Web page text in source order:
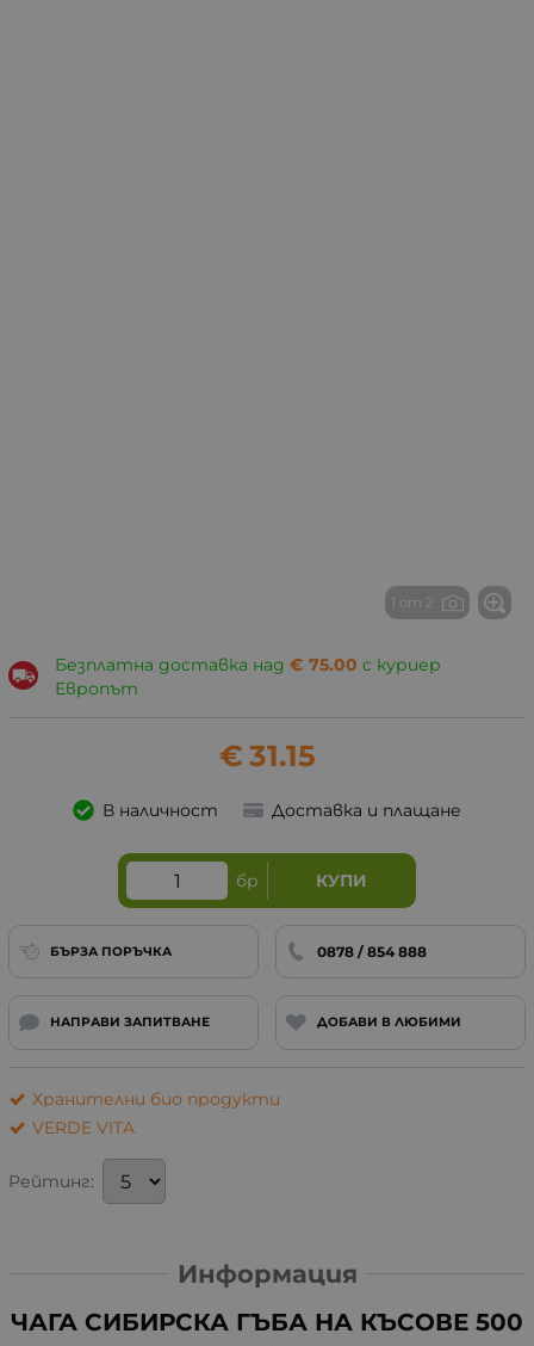
1 от 2
Безплатна доставка над 75.00
€
с куриер
Европът
31.15
€
В наличност Доставка и плащане
бр КУПИ
БЪРЗА ПОРЪЧКА 0878 / 854 888
НАПРАВИ ЗАПИТВАНЕ ДОБАВИ В ЛЮБИМИ
Хранителни био продукти
VERDE VITA
Рейтинг:
Информация
ЧАГА СИБИРСКА ГЪБА НА КЪСОВЕ 500